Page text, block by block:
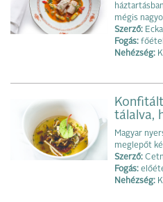
mégis
Szerző:
Fogás:
Nehézség:
tálalva,
Magyar
meglepőt
Szerző:
Fogás:
Nehézség: